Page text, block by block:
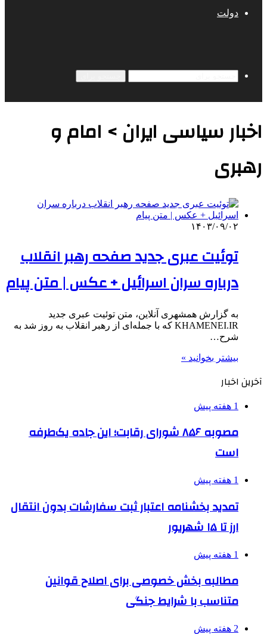
دولت
اخبار سیاسی ایران > امام و
رهبری
۱۴۰۳/۰۹/۰۲
توئیت عبری جدید صفحه رهبر انقلاب
درباره سران اسرائیل + عکس | متن پیام
به گزارش همشهری آنلاین، متن توئیت عبری جدید
KHAMENEI.IR که با جمله‌ای از رهبر انقلاب به روز شد به
شرح…
بیشتر بخوانید »
آخرین اخبار
1 هفته پیش
مصوبه ۸۵۶ شورای رقابت؛ این جاده یک‌طرفه
است
1 هفته پیش
تمدید بخشنامه اعتبار ثبت سفارشات بدون انتقال
ارز تا ۱۵ شهریور
1 هفته پیش
مطالبه بخش خصوصی برای اصلاح قوانین
متناسب با شرایط جنگی
2 هفته پیش